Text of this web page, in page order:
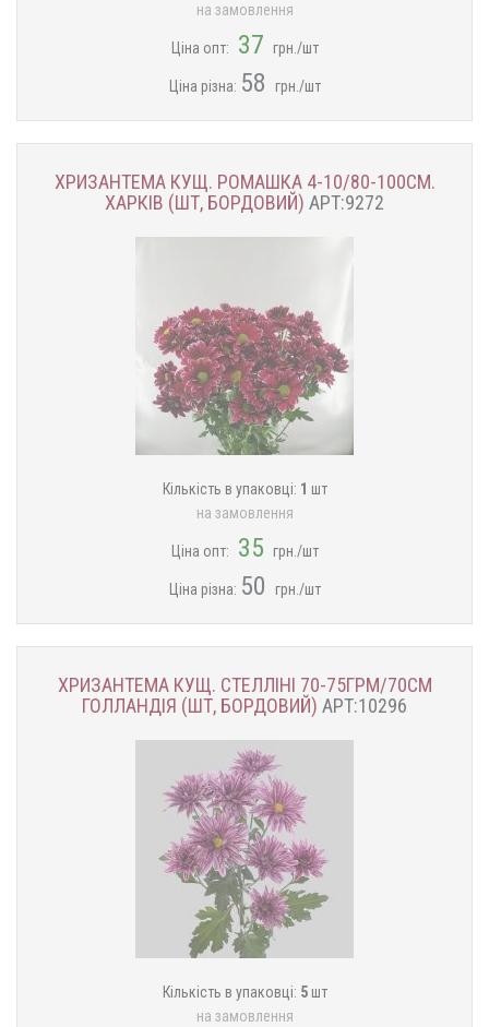
на замовлення
Ціна опт: 37 грн./шт
Ціна різна: 58 грн./шт
ХРИЗАНТЕМА КУЩ. РОМАШКА 4-10/80-100СМ.
ХАРКІВ (ШТ, БОРДОВИЙ) АРТ:9272
Кількість в упаковці: 1 шт
на замовлення
Ціна опт: 35 грн./шт
Ціна різна: 50 грн./шт
ХРИЗАНТЕМА КУЩ. СТЕЛЛІНІ 70-75ГРМ/70СМ
ГОЛЛАНДІЯ (ШТ, БОРДОВИЙ) АРТ:10296
Кількість в упаковці: 5шт
на замовлення